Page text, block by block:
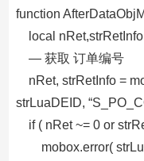
function
local
— 获取 订单编号
nRet, strRetInfo =
strLuaDEID,
if ( nRet ~= 0 or
mobox.error(